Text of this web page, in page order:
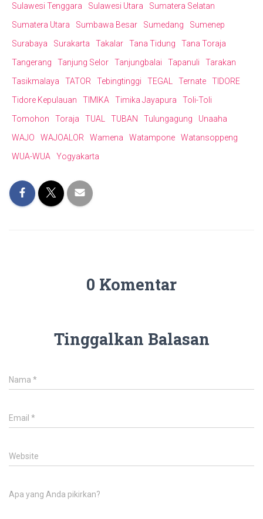
Sulawesi Tenggara
Sulawesi Utara
Sumatera Selatan
Sumatera Utara
Sumbawa Besar Sumedang
Sumenep
Surabaya
Surakarta Takalar Tana Tidung
Tana Toraja
Tangerang
Tanjung Selor Tanjungbalai Tapanuli
Tarakan
Tasikmalaya
TATOR Tebingtinggi TEGAL Ternate
TIDORE
Tidore Kepulauan
TIMIKA Timika Jayapura
Toli-Toli
Tomohon
Toraja TUAL TUBAN Tulungagung
Unaaha
WAJO
WAJOALOR Wamena Watampone
Watansoppeng
WUA-WUA
Yogyakarta
0 Komentar
Tinggalkan Balasan
Nama *
Email *
Website
Apa yang Anda pikirkan?